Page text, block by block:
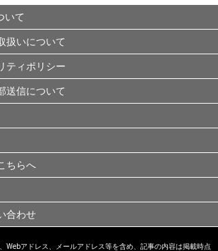
いて
扱いについて
ティポリシー
送信について
ちらへ
合わせ
Webアドレス、メールアドレス等を含め、記事の内容は掲載時点